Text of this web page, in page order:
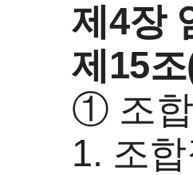
제4장
제15
① 조합
1. 조